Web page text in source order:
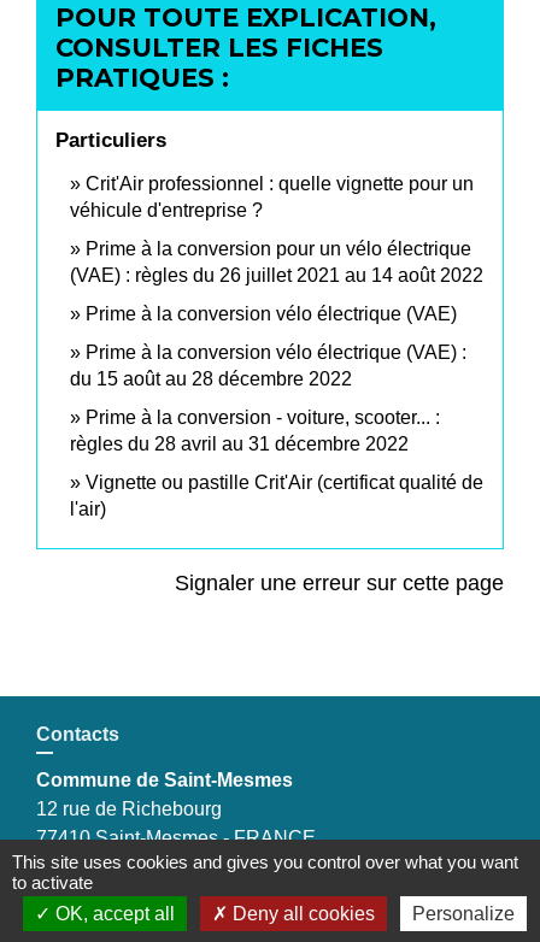
POUR TOUTE EXPLICATION,
CONSULTER LES FICHES
PRATIQUES :
Particuliers
Crit'Air professionnel : quelle vignette pour un
véhicule d'entreprise ?
Prime à la conversion pour un vélo électrique
(VAE) : règles du 26 juillet 2021 au 14 août 2022
Prime à la conversion vélo électrique (VAE)
Prime à la conversion vélo électrique (VAE) :
du 15 août au 28 décembre 2022
Prime à la conversion - voiture, scooter... :
règles du 28 avril au 31 décembre 2022
Vignette ou pastille Crit'Air (certificat qualité de
l'air)
Signaler une erreur sur cette page
Contacts
Commune de Saint-Mesmes
12 rue de Richebourg
77410 Saint-Mesmes - FRANCE
+33 1 60 26 24 20
This site uses cookies and gives you control over what you want
to activate
OK, accept all
Deny all cookies Personalize